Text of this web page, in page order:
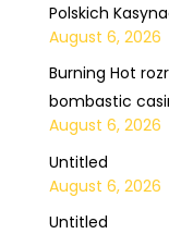
Polskich
August 6, 2026
Burning Hot
bombastic
August 6, 2026
Untitled
August 6, 2026
Untitled